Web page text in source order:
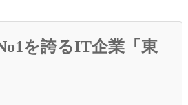
を誇るIT企業「東